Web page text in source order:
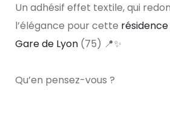
Un adhésif effet textile, qui
l’élégance pour cette
Gare de Lyon (75) 📍✨
Qu’en pensez-vous ?